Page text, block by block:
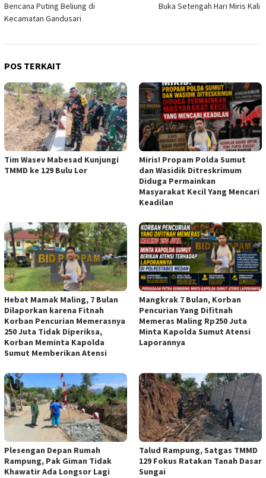
Bencana Puting Beliung di
Kecamatan Gandusari
Buka Setengah Hari Miris Kali
POS TERKAIT
Tim Wasev Mabesad Kunjungi
TMMD ke 129 Bulu Lor
Miris! Propam Polda Sumut
dan Wasidik Ditreskrimum
Diduga Permainkan
Masyarakat Kecil Yang Mencari
Keadilan
Hebat Mamak Maling, 7 Bulan
Dilaporkan karena Fitnah
Korban Pencurian Memerasnya
250 Juta Tidak Diperiksa,
Korban Meminta Kapolda
Sumut Memberikan Atensi
Mangkrak 7 Bulan, Korban
Pencurian Yang Difitnah
Memeras Maling Rp250 Juta
Minta Kapolda Sumut Atensi
Laporannya
Plesengan Depan Rumah
Rampung, Pak Giman Tidak
Khawatir Ada Longsor Lagi
Talud Rampung, Satgas TMMD
129 Fokus Ratakan Tanah Dasar
Sungai